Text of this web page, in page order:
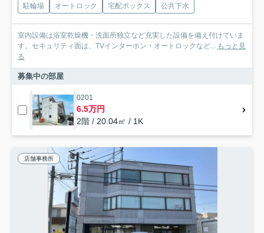
駐輪場 オートロック 宅配ボックス 公共下水
室内設備は浴室乾燥機・洗面所独立など充実した設備を備え付けていま
す。セキュリティ面は、TVインターホン・オートロックなど... もっと見
る
募集中の部屋
0201
6.5万円
2階 / 20.04㎡ / 1K
店舗事務所